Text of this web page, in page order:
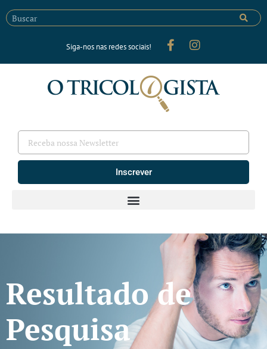
Siga-nos nas redes sociais!
Inscrever
Resultado de
Pesquisa